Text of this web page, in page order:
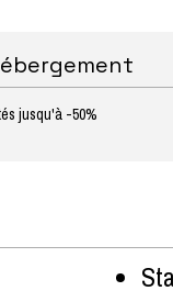
jusqu'à -50%